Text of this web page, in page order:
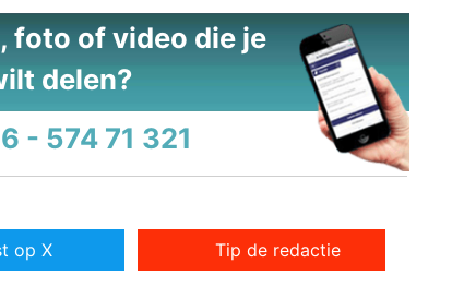
foto of video die je
delen?
- 574 71 321
op X Tip de redactie